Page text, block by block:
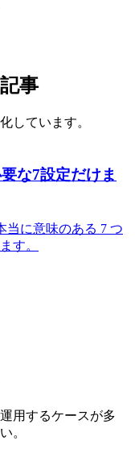
事
しています。
な7設定だけま
当に意味のある 7 つ
す。
用するケースが多
。